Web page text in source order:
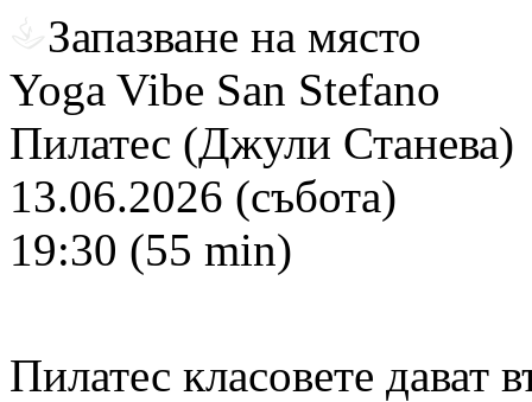
Запазване на място
Yoga Vibe San Stefano
Пилатес (Джули Станева)
13.06.2026 (събота)
19:30 (55 min)
Пилатес класовете дават